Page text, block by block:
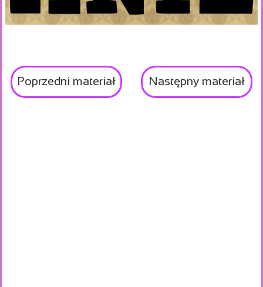
Poprzedni materiał Następny materiał